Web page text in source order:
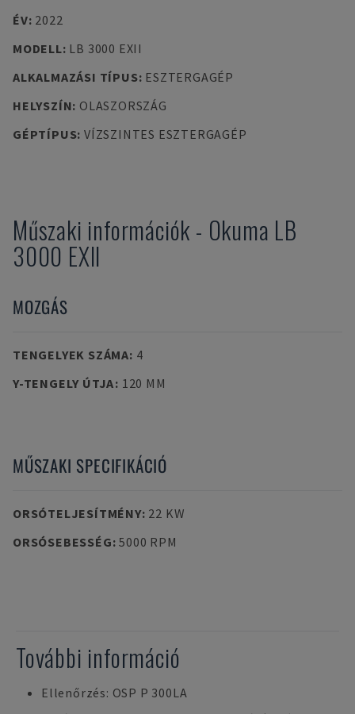
ÉV: 2022
MODELL: LB 3000 EXII
ALKALMAZÁSI TÍPUS: ESZTERGAGÉP
HELYSZÍN: OLASZORSZÁG
GÉPTÍPUS: VÍZSZINTES ESZTERGAGÉP
Műszaki információk - Okuma LB
3000 EXII
MOZGÁS
TENGELYEK SZÁMA: 4
Y-TENGELY ÚTJA: 120 MM
MŰSZAKI SPECIFIKÁCIÓ
ORSÓTELJESÍTMÉNY: 22 KW
ORSÓSEBESSÉG:5000 RPM
További információ
Ellenőrzés: OSP P 300LA